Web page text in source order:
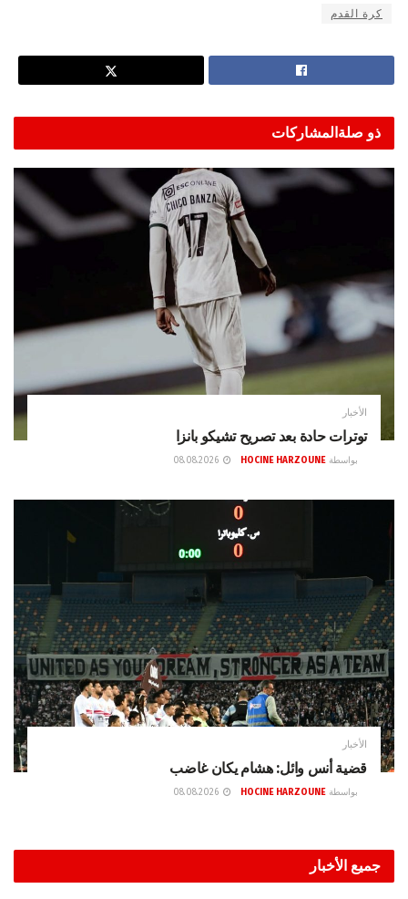
كرة القدم
ذو صلة المشاركات
الأخبار
توترات حادة بعد تصريح تشيكو بانزا
بواسطة HOCINE HARZOUNE
الأخبار
قضية أنس وائل: هشام يكان غاضب
بواسطة HOCINE HARZOUNE
جميع الأخبار